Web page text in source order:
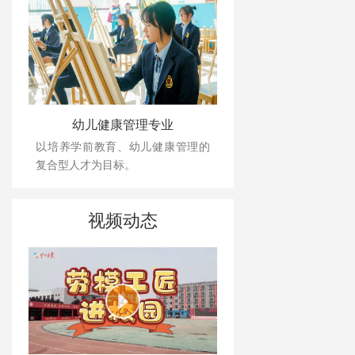
幼儿健康管理专业
以培养学前教育、幼儿健康管理的
复合型人才为目标。
视频动态